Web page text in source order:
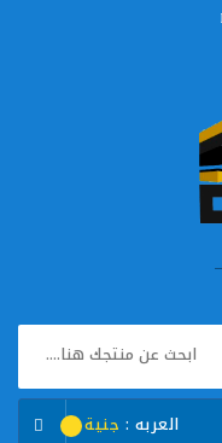
العربه : جنية